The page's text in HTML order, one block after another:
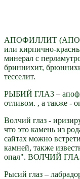
АПОФИЛЛИТ
или кирпично-
минерал с
бриннихит,
тесселит.
РЫБИЙ ГЛАЗ –
отливом. , а также -
Волчий глаз -
что это камень из
сайтах можно
камней, также
опал". ВОЛЧИЙ ГЛАЗ
Рысий глаз –